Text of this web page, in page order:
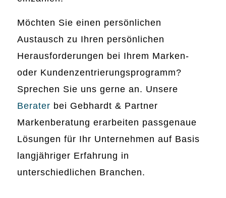
Möchten Sie einen persönlichen
Austausch zu Ihren persönlichen
Herausforderungen bei Ihrem Marken-
oder Kundenzentrierungsprogramm?
Sprechen Sie uns gerne an. Unsere
Berater bei Gebhardt & Partner
Markenberatung erarbeiten passgenaue
Lösungen für Ihr Unternehmen auf Basis
langjähriger Erfahrung in
unterschiedlichen Branchen.